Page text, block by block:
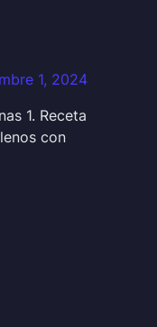
1, 2024
1. Receta
con